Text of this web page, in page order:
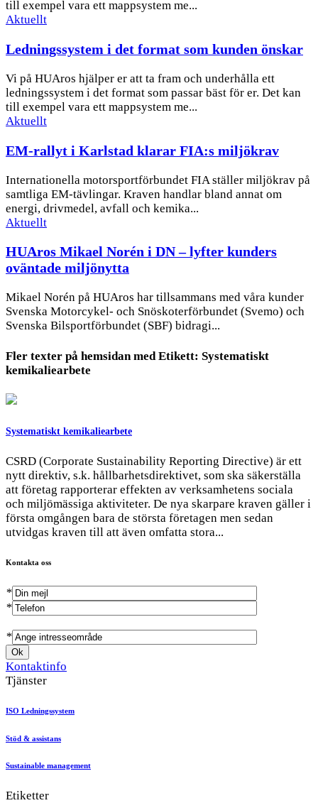
till exempel vara ett mappsystem me...
Aktuellt
Ledningssystem i det format som kunden önskar
Vi på HUAros hjälper er att ta fram och underhålla ett
ledningssystem i det format som passar bäst för er. Det kan
till exempel vara ett mappsystem me...
Aktuellt
EM-rallyt i Karlstad klarar FIA:s miljökrav
Internationella motorsportförbundet FIA ställer miljökrav på
samtliga EM-tävlingar. Kraven handlar bland annat om
energi, drivmedel, avfall och kemika...
Aktuellt
HUAros Mikael Norén i DN – lyfter kunders
oväntade miljönytta
Mikael Norén på HUAros har tillsammans med våra kunder
Svenska Motorcykel- och Snöskoterförbundet (Svemo) och
Svenska Bilsportförbundet (SBF) bidragi...
Fler texter på hemsidan medEtikett: Systematiskt
kemikaliearbete
Systematiskt kemikaliearbete
CSRD (Corporate Sustainability Reporting Directive) är ett
nytt direktiv, s.k. hållbarhetsdirektivet, som ska säkerställa
att företag rapporterar effekten av verksamhetens sociala
och miljömässiga aktiviteter. De nya skarpare kraven gäller i
första omgången bara de största företagen men sedan
utvidgas kraven till att även omfatta stora...
Kontakta oss
*
*
*
Kontaktinfo
Tjänster
ISO Ledningssystem
Stöd & assistans
Sustainable management
Etiketter